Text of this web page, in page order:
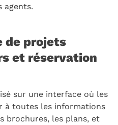
agents.
de projets
et réservation
sur une interface où les
à toutes les informations
brochures, les plans, et